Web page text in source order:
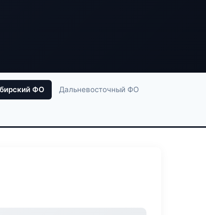
ФО Дальневосточный ФО